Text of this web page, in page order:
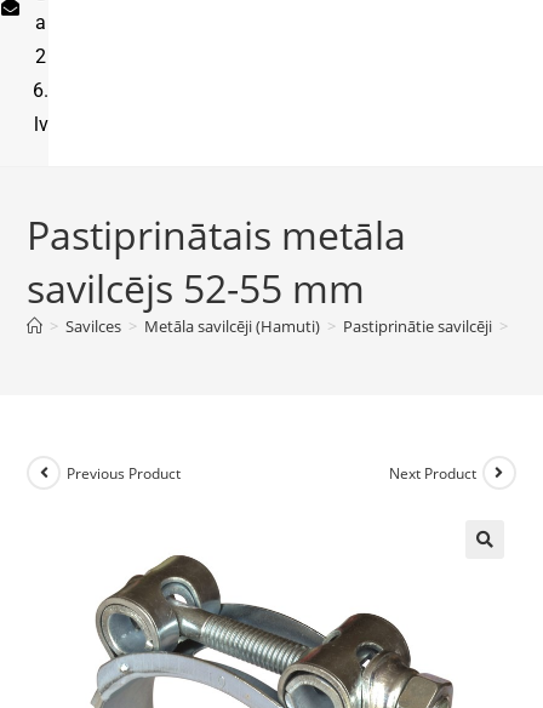
a
2
6.
lv
Pastiprinātais metāla
savilcējs 52-55 mm
> Savilces > Metāla savilcēji (Hamuti) > Pastiprinātie savilcēji >
Previous Product Next Product